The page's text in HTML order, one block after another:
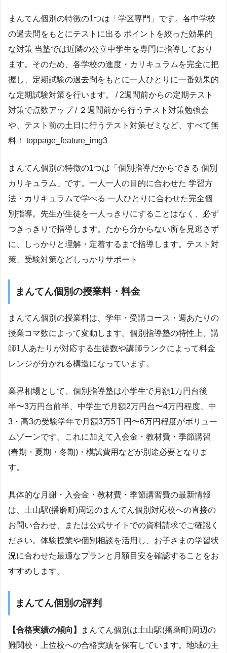
まんてん個別の特徴の1つは「学区専門」です。各中学校
の過去問をもとにテストに出る ポイントを絞った効果的
な対策 当塾では近隣の公立中学生を専門に指導しており
ます。そのため、各学校の進度・カリキュラムを完全に把
握し、定期試験の過去問をもとに一人ひとりに一番効果的
な定期試験対策を行います。 / 2週間前からの定期テスト
対策で点数アップ / ２週間前から行うテスト対策勉強会
や、テスト前の土日に行うテスト対策ゼミなど、すべて無
料！ toppage_feature_img3
まんてん個別の特徴の1つは「個別指導だからできる 個別
カリキュラム」です。一人一人の目的に合わせた 学習方
法・カリキュラムで学べる 一人ひとりに合わせた完全個
別指導。先生が生徒を一人っきりにすることはなく、必ず
つきっきりで指導します。たから分からない所を見逃さず
に、しっかりと理解・定着するまで指導します。テスト対
策、受験対策などしっかりサポート
まんてん個別の授業料・料金
まんてん個別の授業料は、学年・受講コース・週あたりの
授業コマ数によって変動します。個別指導塾の特性上、講
師1人あたりが対応する生徒数や講師ランクによって料金
レンジが分かれる構造になっています。
業界相場として、個別指導塾は小学生で月額1万円台後
半〜3万円台前半、中学生で月額2万円台〜4万円程度、中
3・高3の受験学年で月額3万5千円〜6万円程度がボリュー
ムゾーンです。これに加えて入会金・教材費・季節講習
(春期・夏期・冬期)・模試費用などが別途必要となりま
す。
具体的な月謝・入会金・教材費・季節講習費の最新情報
は、土山駅(播磨町)周辺のまんてん個別対応校への直接の
お問い合わせ、または公式サイトでの資料請求でご確認く
ださい。体験授業や個別相談を活用し、お子さまの学習状
況に合わせた最適なプランと月額目安を確認することをお
すすめします。
まんてん個別の評判
【合格実績の傾向】
まんてん個別は土山駅(播磨町)周辺の
難関校・上位校への合格実績を保有しています。地域の主